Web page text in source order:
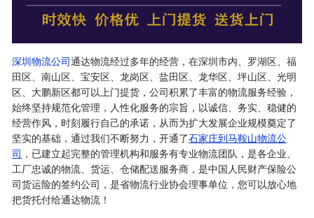
深圳物流公司通达物流经过多年的经营，在深圳市内、罗湖区、福
田区、南山区、宝安区、龙岗区、盐田区、龙华区、坪山区、光明
区、大鹏新区都可以上门提货，公司积累了丰富的物流服务经验，
始终坚持规范化管理，人性化服务的宗旨，以诚信、务实、稳健的
经营作风，时刻履行自己的承诺，从而为扩大发展企业规模奠定了
坚实的基础，通过我们不断努力，开通了石家庄到马鞍山物流公
司 ，已建立起完整的管理机构和服务有专业物流团队，是各企业、
工厂忠诚的物流、货运、仓储配送服务商，是中国人民财产保险公
司货运险的签约公司，是省物流行业协会理事单位，您可以放心地
把货托付给通达物流！